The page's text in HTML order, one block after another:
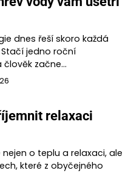
dnes řeší skoro každá
jedno roční
začne…
relaxaci
nejen o teplu a relaxaci, ale
které z obyčejného